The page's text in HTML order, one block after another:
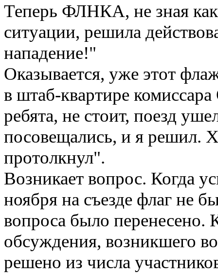
Теперь ФЛНКА, не зная как
ситуации, решила
нападение!"
Оказывается, уже этот
в штаб-квартире
ребята, не стоит, поезд
посовещались, и я решил.
протолкнул".
Возникает вопрос. Когда
ноября на съезде флаг не
вопроса было
обсуждения, возникшего
решено из числа